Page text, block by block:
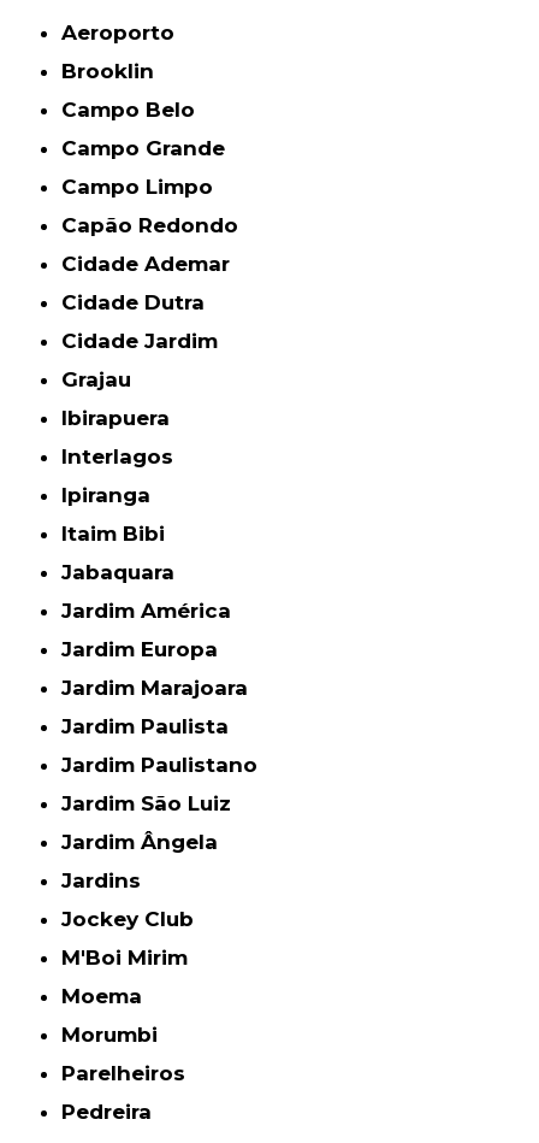
Aeroporto
Brooklin
Campo Belo
Campo Grande
Campo Limpo
Capão Redondo
Cidade Ademar
Cidade Dutra
Cidade Jardim
Grajau
Ibirapuera
Interlagos
Ipiranga
Itaim Bibi
Jabaquara
Jardim América
Jardim Europa
Jardim Marajoara
Jardim Paulista
Jardim Paulistano
Jardim São Luiz
Jardim Ângela
Jardins
Jockey Club
M'Boi Mirim
Moema
Morumbi
Parelheiros
Pedreira